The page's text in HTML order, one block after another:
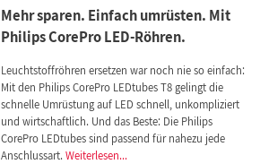
Mehr sparen. Einfach umrüsten. Mit
Philips CorePro LED-Röhren.
Leuchtstoffröhren ersetzen war noch nie so einfach:
Mit den Philips CorePro LEDtubes T8 gelingt die
schnelle Umrüstung auf LED schnell, unkompliziert
und wirtschaftlich. Und das Beste: Die Philips
CorePro LEDtubes sind passend für nahezu jede
Anschlussart.Weiterlesen...